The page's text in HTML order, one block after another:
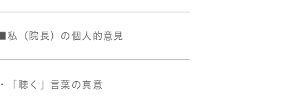
■私（院長）の個人的意見
・「聴く」言葉の真意